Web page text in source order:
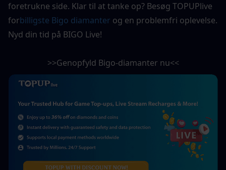
foretrukne side. Klar til at tanke op? Besøg TOPUPlive
forbilligste Bigo diamanter og en problemfri oplevelse.
Nyd din tid på BIGO Live!
>>Genopfyld Bigo-diamanter nu<<